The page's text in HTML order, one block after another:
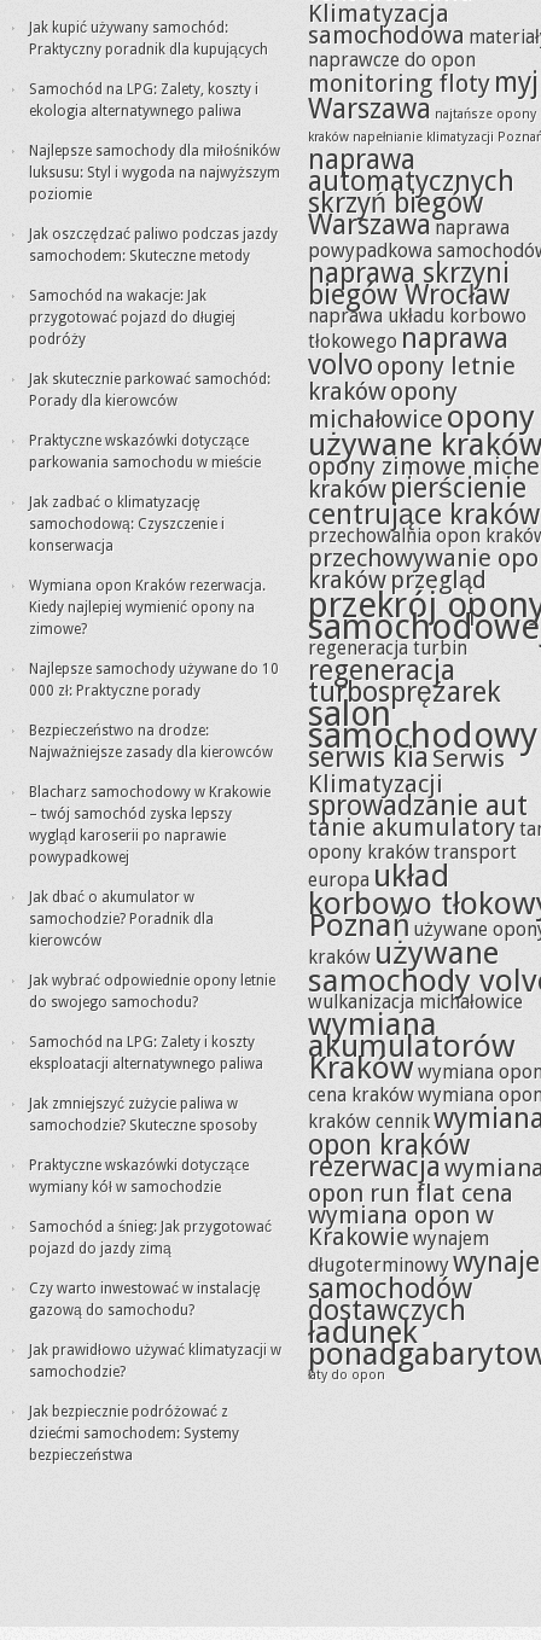
Jak kupić używany samochód:
Praktyczny poradnik dla kupujących
Samochód na LPG: Zalety, koszty i
ekologia alternatywnego paliwa
Najlepsze samochody dla miłośników
luksusu: Styl i wygoda na najwyższym
poziomie
Jak oszczędzać paliwo podczas jazdy
samochodem: Skuteczne metody
Samochód na wakacje: Jak
przygotować pojazd do długiej
podróży
Jak skutecznie parkować samochód:
Porady dla kierowców
Praktyczne wskazówki dotyczące
parkowania samochodu w mieście
Jak zadbać o klimatyzację
samochodową: Czyszczenie i
konserwacja
Wymiana opon Kraków rezerwacja.
Kiedy najlepiej wymienić opony na
zimowe?
Najlepsze samochody używane do 10
000 zł: Praktyczne porady
Bezpieczeństwo na drodze:
Najważniejsze zasady dla kierowców
Blacharz samochodowy w Krakowie
– twój samochód zyska lepszy
wygląd karoserii po naprawie
powypadkowej
Jak dbać o akumulator w
samochodzie? Poradnik dla
kierowców
Jak wybrać odpowiednie opony letnie
do swojego samochodu?
Samochód na LPG: Zalety i koszty
eksploatacji alternatywnego paliwa
Jak zmniejszyć zużycie paliwa w
samochodzie? Skuteczne sposoby
Praktyczne wskazówki dotyczące
wymiany kół w samochodzie
Samochód a śnieg: Jak przygotować
pojazd do jazdy zimą
Czy warto inwestować w instalację
gazową do samochodu?
Jak prawidłowo używać klimatyzacji w
samochodzie?
Jak bezpiecznie podróżować z
dziećmi samochodem: Systemy
bezpieczeństwa
Klimatyzacja
samochodowa
naprawcze do opon
monitoring floty
Warszawa najtańsze opony
kraków napełnianie klimatyzacji
naprawa
automatycznych
skrzyń biegów
Warszawa naprawa
powypadkowa
naprawa skrzyni
biegów Wrocław
naprawa układu korbowo
tłokowego naprawa
volvoopony letnie
krakówopony
michałowiceopony
używane
opony zimowe
kraków pierścienie
centrujące kraków
przechowalnia opon
przechowywanie
kraków przegląd
przekrój
regeneracja turbin
regeneracja
turbosprężarek
salon
samochodowy
serwis kiaSerwis
Klimatyzacji
sprowadzanie aut
tanie akumulatory
opony krakówtransport
europa układ
korbowo
Poznań używane
kraków używane
samochody
wulkanizacja michałowice
wymiana
akumulatorów
Krakówwymiana
cena krakówwymiana
kraków cennik
opon kraków
rezerwacja
opon run flat cena
wymiana opon w
Krakowiewynajem
długoterminowy
samochodów
dostawczych
ładunek
łaty do opon